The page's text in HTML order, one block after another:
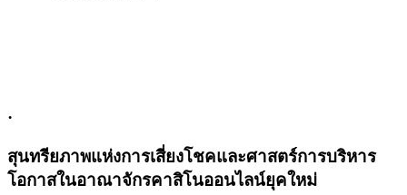
.
สุนทรียภาพแห่งการเสี่ยงโชคและศาสตร์การบริหาร
โอกาสในอาณาจักรคาสิโนออนไลน์ยุคใหม่